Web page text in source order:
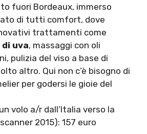
fuori Bordeaux, immerso
di tutti comfort, dove
trattamenti come
uva, massaggi con oli
pulizia del viso a base di
altro. Qui non c’è bisogno di
per godersi le gioie del
volo a/r dall’Italia verso la
2015): 157 euro